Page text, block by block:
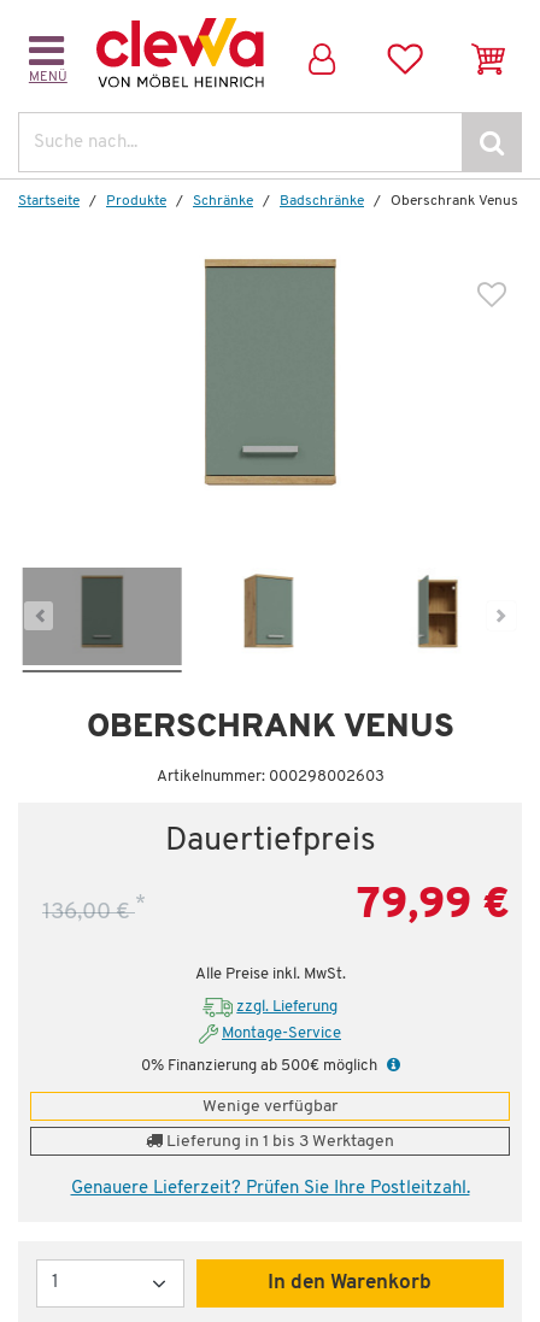
MENÜ
Startseite Produkte Schränke Badschränke Oberschrank Venus
OBERSCHRANK VENUS
Artikelnummer: 000298002603
Dauertiefpreis
136,00 €* 79,99 €
Alle Preise inkl. MwSt.
zzgl. Lieferung
Montage-Service
0% Finanzierung ab 500€ möglich
Wenige verfügbar
Lieferung in 1 bis 3 Werktagen
Genauere Lieferzeit? Prüfen Sie Ihre Postleitzahl.
Menge
In den Warenkorb
Weitere Artikel aus der Serie
288,00 €*